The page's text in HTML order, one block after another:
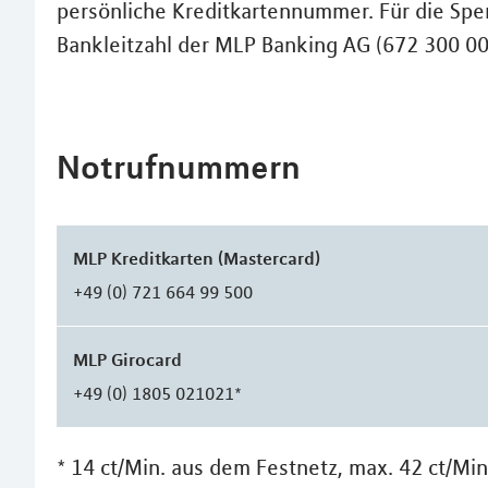
persönliche Kreditkartennummer. Für die
Bankleitzahl der MLP Banking AG (672 300
Notrufnummern
MLP Kreditkarten (Mastercard)
+49 (0) 721 664 99 500
MLP Girocard
+49 (0) 1805 021021*
* 14 ct/Min. aus dem Festnetz, max. 42 ct/